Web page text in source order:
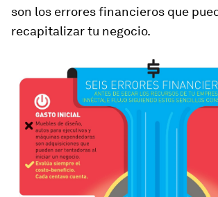
son los errores financieros que
recapitalizar tu negocio.